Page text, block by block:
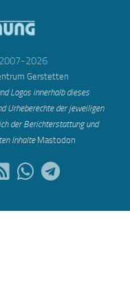
2026
Gerstetten
Logos innerhalb dieses
Urheberechte der jeweiligen
der Berichterstattung und
Inhalte Mastodon